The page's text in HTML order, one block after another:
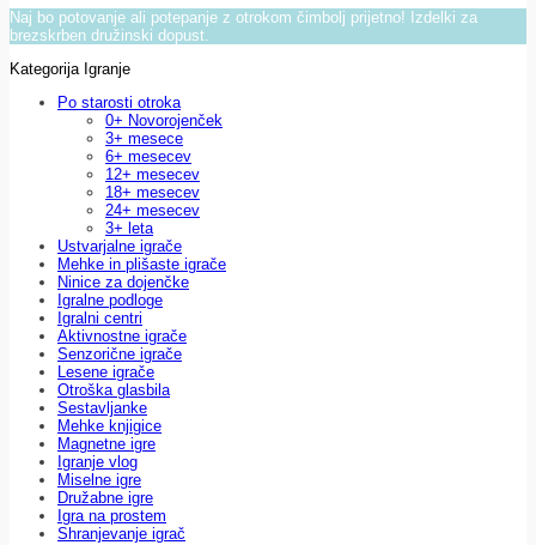
Naj bo potovanje ali potepanje z otrokom čimbolj prijetno! Izdelki za
brezskrben družinski dopust.
Kategorija Igranje
Po starosti otroka
0+ Novorojenček
3+ mesece
6+ mesecev
12+ mesecev
18+ mesecev
24+ mesecev
3+ leta
Ustvarjalne igrače
Mehke in plišaste igrače
Ninice za dojenčke
Igralne podloge
Igralni centri
Aktivnostne igrače
Senzorične igrače
Lesene igrače
Otroška glasbila
Sestavljanke
Mehke knjigice
Magnetne igre
Igranje vlog
Miselne igre
Družabne igre
Igra na prostem
Shranjevanje igrač